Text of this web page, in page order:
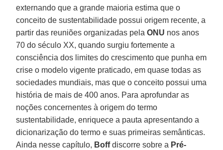
externando que a grande maioria estima que o
conceito de sustentabilidade possui origem recente, a
partir das reuniões organizadas pelaONU nos anos
70 do século XX, quando surgiu fortemente a
consciência dos limites do crescimento que punha em
crise o modelo vigente praticado, em quase todas as
sociedades mundiais, mas que o conceito possui uma
história de mais de 400 anos. Para aprofundar as
noções concernentes à origem do termo
sustentabilidade, enriquece a pauta apresentando a
dicionarização do termo e suas primeiras semânticas.
Ainda nesse capítulo, Boffdiscorre sobre a Pré-